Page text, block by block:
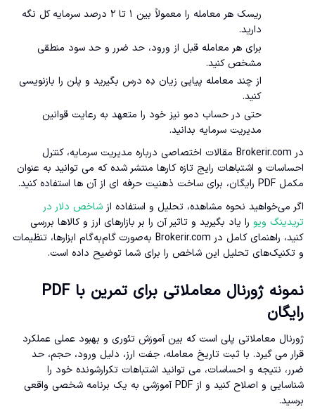
ریسک هر معامله را معمولاً بین ۱ تا ۲ درصد سرمایه کل نگه
دارید.
برای هر معامله قبل از ورود، حد ضرر و حد سود منطقی
مشخص کنید.
از چند معامله پیاپی زیان دِه درس بگیرید و پلن را بازنویسی
کنید.
حتی در حساب دمو نیز خود را متعهد به رعایت قوانین
مدیریت سرمایه بدانید.
در Brokerir.com مقالات اختصاصی درباره مدیریت سرمایه، کنترل
احساسات و اشتباهات رایج تازه کارها منتشر شده که می توانید به عنوان
مکمل PDF رایگان، برای ساخت ذهنیت حرفه ای از آن ها استفاده کنید.
اگر می‌خواهید نحوه مشاهده، تحلیل و استفاده از شاخص دلار در
تریدینگ ویو را یاد بگیرید و تاثیر آن را بر بازارهای ارز و کالاها بررسی
کنید، راهنمای کامل در Brokerir.com به‌صورت گام‌به‌گام ابزارها، تنظیمات
و تکنیک‌های تحلیل این شاخص را برای شما توضیح داده است.
نمونه ژورنال معاملاتی برای تمرین با PDF
رایگان
ژورنال معاملاتی پلی است که بین آموزش تئوری و بهبود عملی عملکرد
قرار می گیرد. با ثبت تاریخ معامله، جفت ارز، دلیل ورود، حجم، حد
ضرر، نتیجه و احساسات، می توانید اشتباهات تکرارشونده خود را
شناسایی و اصلاح کنید و از PDF آموزشی به یک برنامه شخصی واقعی
برسید.